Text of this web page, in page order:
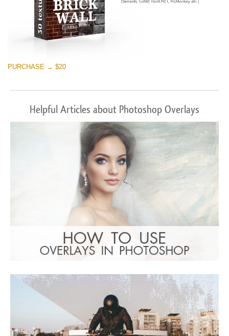
PURCHASE → $20
Helpful Articles about Photoshop Overlays